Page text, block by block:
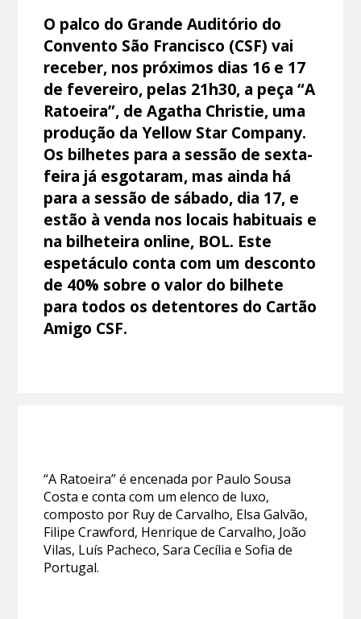
O palco do Grande Auditório do
Convento São Francisco (CSF) vai
receber, nos próximos dias 16 e 17
de fevereiro, pelas 21h30, a peça “A
Ratoeira”, de Agatha Christie, uma
produção da Yellow Star Company.
Os bilhetes para a sessão de sexta-
feira já esgotaram, mas ainda há
para a sessão de sábado, dia 17, e
estão à venda nos locais habituais e
na bilheteira online, BOL. Este
espetáculo conta com um desconto
de 40% sobre o valor do bilhete
para todos os detentores do Cartão
Amigo CSF.
“A Ratoeira” é encenada por Paulo Sousa
Costa e conta com um elenco de luxo,
composto por Ruy de Carvalho, Elsa Galvão,
Filipe Crawford, Henrique de Carvalho, João
Vilas, Luís Pacheco, Sara Cecília e Sofia de
Portugal.